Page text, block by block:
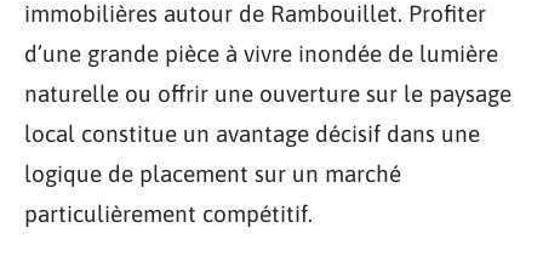
immobilières autour de Rambouillet. Profiter
d’une grande pièce à vivre inondée de lumière
naturelle ou offrir une ouverture sur le paysage
local constitue un avantage décisif dans une
logique de placement sur un marché
particulièrement compétitif.